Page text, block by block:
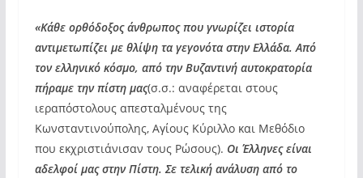
«Κάθε ορθόδοξος άνθρωπος που γνωρίζει ιστορία
αντιμετωπίζει με θλίψη τα γεγονότα στην Ελλάδα. Από
τον ελληνικό κόσμο, από την Βυζαντινή αυτοκρατορία
πήραμε την πίστη μας(σ.σ.: αναφέρεται στους
ιεραπόστολους απεσταλμένους της
Κωνσταντινούπολης, Αγίους Κύριλλο και Μεθόδιο
που εκχριστιάνισαν τους Ρώσους). Οι Έλληνες είναι
αδελφοί μας στην Πίστη. Σε τελική ανάλυση από το